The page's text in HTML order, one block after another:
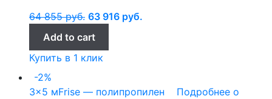
64 855руб. 63 916 руб.
Add to cart
Купить в 1 клик
-2%
3x5 мFrise — полипропилен
Подробнее о